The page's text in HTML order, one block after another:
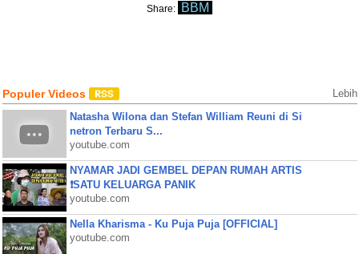
Share: BBM
Populer Videos Lebih
Natasha Wilona dan Stefan William Reuni di Si
netron Terbaru S...
youtube.com
NYAMAR JADI GEMBEL DEPAN RUMAH ARTIS
❗SATU KELUARGA PANIK
youtube.com
Nella Kharisma - Ku Puja Puja [OFFICIAL]
youtube.com